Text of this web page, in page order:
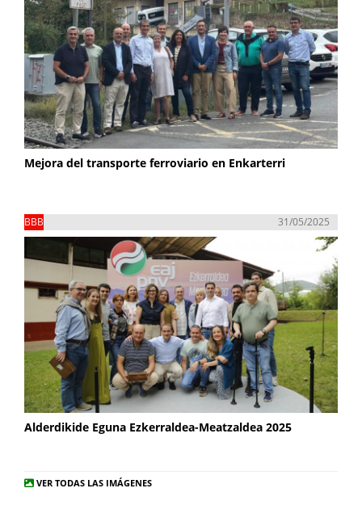
Mejora del transporte ferroviario en Enkarterri
BBB 31/05/2025
Alderdikide Eguna Ezkerraldea-Meatzaldea 2025
VER TODAS LAS IMÁGENES